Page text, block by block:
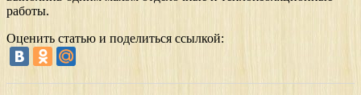
работы.
Оценить статью и поделиться ссылкой: